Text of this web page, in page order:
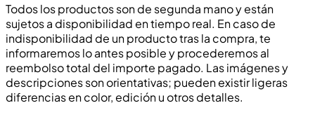
Todos los productos son de segunda mano y están
sujetos a disponibilidad en tiempo real. En caso de
indisponibilidad de un producto tras la compra, te
informaremos lo antes posible y procederemos al
reembolso total del importe pagado. Las imágenes y
descripciones son orientativas; pueden existir ligeras
diferencias en color, edición u otros detalles.